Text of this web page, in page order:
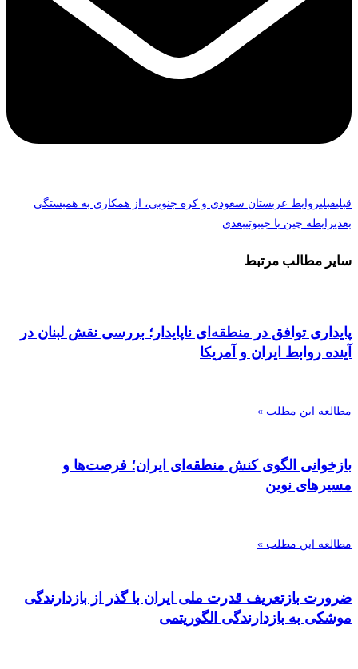
قبلیقبلیروابط عربستان سعودی و کره جنوبی، از همکاری به همبستگی
بعدیرابطه چین با جیبوتیبعدی
سایر مطالب مرتبط
پایداری توافق در منطقه‌ای ناپایدار؛ بررسی نقش لبنان در
آینده روابط ایران و آمریکا
مطالعه این مطلب »
بازخوانی الگوی کنش منطقه‌ای ایران؛ فرصت‌ها و
مسیرهای نوین
مطالعه این مطلب »
ضرورت بازتعریف قدرت ملی ایران با گذر از بازدارندگی
موشکی به بازدارندگی الگوریتمی